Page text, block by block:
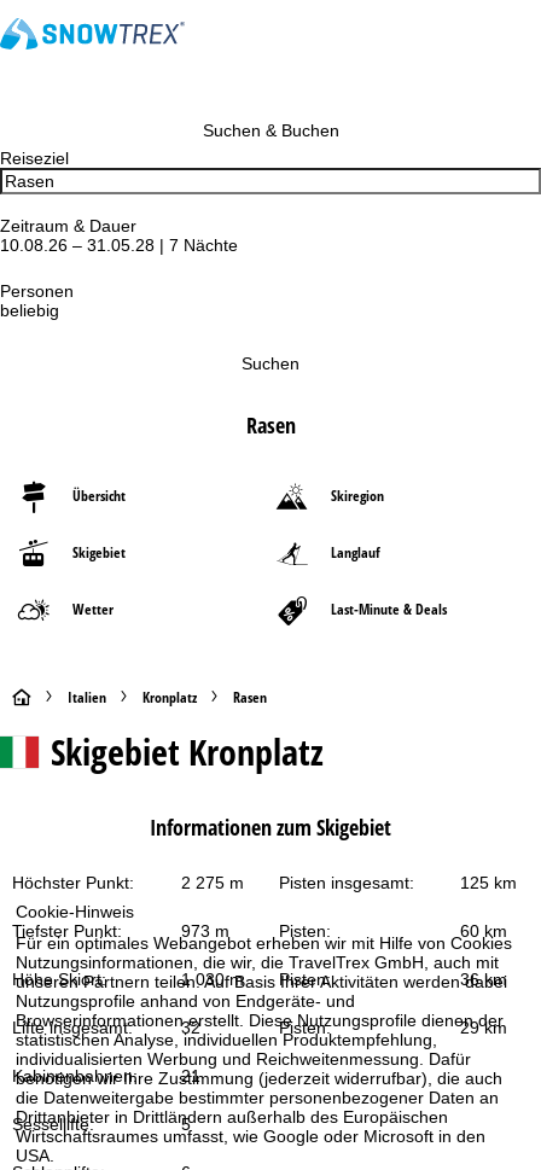
Cookie-Hinweis
Für ein optimales Webangebot erheben wir mit Hilfe von Cookies
Nutzungsinformationen, die wir, die TravelTrex GmbH, auch mit
unseren Partnern teilen. Auf Basis Ihrer Aktivitäten werden dabei
Nutzungsprofile anhand von Endgeräte- und
Browserinformationen erstellt. Diese Nutzungsprofile dienen der
statistischen Analyse, individuellen Produktempfehlung,
individualisierten Werbung und Reichweitenmessung. Dafür
benötigen wir Ihre Zustimmung (jederzeit widerrufbar), die auch
die Datenweitergabe bestimmter personenbezogener Daten an
Drittanbieter in Drittländern außerhalb des Europäischen
Wirtschaftsraumes umfasst, wie Google oder Microsoft in den
USA.
Suchen & Buchen
Reiseziel
Zeitraum & Dauer
10.08.26 – 31.05.28 | 7 Nächte
Personen
beliebig
Suchen
Rasen
Übersicht Skiregion
Skigebiet Langlauf
Wetter Last-Minute & Deals
S
t
s
e
i
t
e
Italien Kronplatz Rasen
SkigebietKronplatz
Informationen zum Skigebiet
Höchster Punkt: 2 275 m Pisten insgesamt: 125 km
Tiefster Punkt: 973 m Pisten: 60 km
Höhe Skiort: 1 030 m Pisten: 36 km
Lifte insgesamt: 32 Pisten: 29 km
Kabinenbahnen: 21
Sessellifte: 5